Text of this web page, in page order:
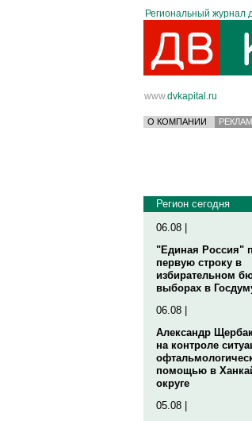
Региональный журнал
www.dvkapital.ru
О КОМПАНИИ
Регион сегодня
06.08 |
"Единая Россия"
первую строку в
избирательном
выборах в
06.08 |
Александр
на контроле
помощью в
округе
05.08 |